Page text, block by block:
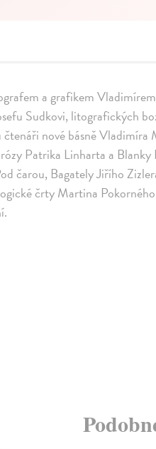
a grafikem
Sudkovi, litografických
nové básně Vladimíra
Patrika Linharta a Blanky
čarou, Bagately Jiřího
črty Martina